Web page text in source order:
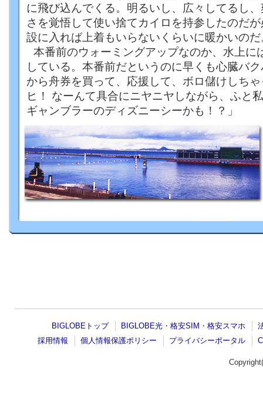
に飛び込んでくる。明るいし、広々してるし
さを覚悟して使い捨てカイロを持参したのだ
設に入れば上着もいらないくらいに暖かいのだ
本番前のウォーミングアップなのか、水上に
している。本番前だというのに早くも心臓バ
から舟券を買って、応援して、ボロ儲けしち
ヒ！ なーんて具合にニヤニヤしながら、ふと
ギャンブラーのディズニーシーかも！？」
BIGLOBEトップ BIGLOBE光 ・格安SIM ・格安スマホ
採用情報
個人情報保護ポリシー プライバシーポータル